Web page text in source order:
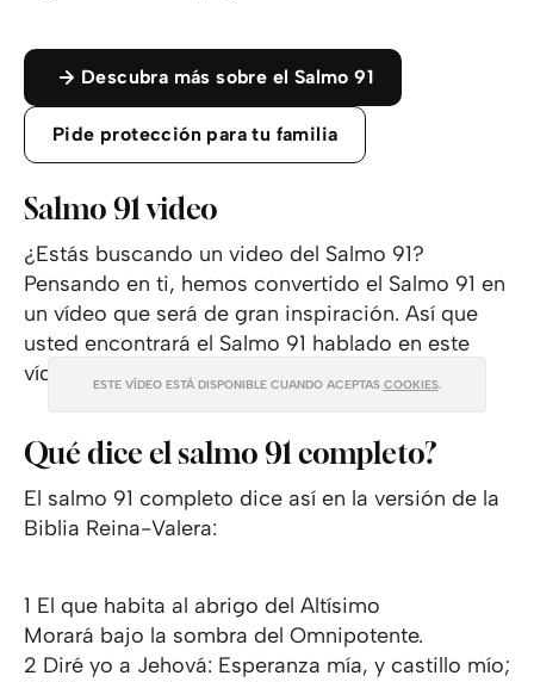
Descubra más sobre el Salmo 91
Pide protección para tu familia
Salmo 91 video
¿Estás buscando un video del Salmo 91?
Pensando en ti, hemos convertido el Salmo 91 en
un vídeo que será de gran inspiración. Así que
usted encontrará el Salmo 91 hablado en este
vídeo:
ESTE VÍDEO ESTÁ DISPONIBLE CUANDO ACEPTAS COOKIES.
Qué dice el salmo 91 completo?
El salmo 91 completo dice así en la versión de la
Biblia Reina-Valera:
1 El que habita al abrigo del Altísimo
Morará bajo la sombra del Omnipotente.
2 Diré yo a Jehová: Esperanza mía, y castillo mío;